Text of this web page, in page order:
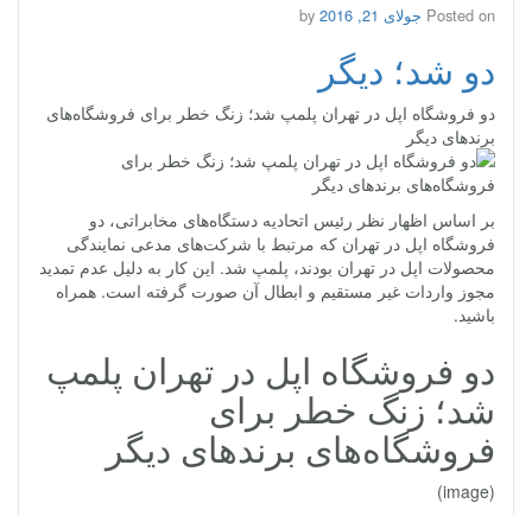
Posted on جولای 21, 2016
دو شد؛ دیگر
دو فروشگاه اپل در تهران پلمپ شد؛ زنگ خطر برای فروشگاه‌های
برندهای دیگر
بر اساس اظهار نظر رئیس اتحادیه دستگاه‌های مخابراتی، دو
فروشگاه اپل در تهران که مرتبط با شرکت‌های مدعی نمایندگی
محصولات اپل در تهران بودند، پلمپ شد. این کار به دلیل عدم تمدید
مجوز واردات غیر مستقیم و ابطال آن صورت گرفته است. همراه
باشید.
دو فروشگاه اپل در تهران پلمپ
شد؛ زنگ خطر برای
فروشگاه‌های برندهای دیگر
(image)